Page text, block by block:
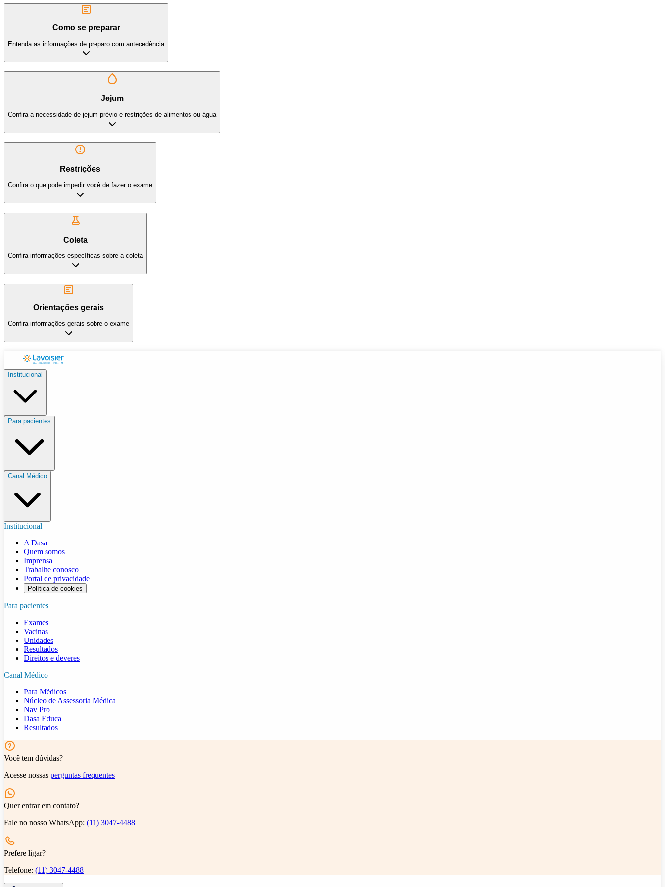
Como se preparar
Entenda as informações de preparo com antecedência
Jejum
Confira a necessidade de jejum prévio e restrições de alimentos ou água
Restrições
Confira o que pode impedir você de fazer o exame
Coleta
Confira informações específicas sobre a coleta
Orientações gerais
Confira informações gerais sobre o exame
Institucional
Para pacientes
Canal Médico
Institucional
A Dasa
Quem somos
Imprensa
Trabalhe conosco
Portal de privacidade
Política de cookies
Para pacientes
Exames
Vacinas
Unidades
Resultados
Direitos e deveres
Canal Médico
Para Médicos
Núcleo de Assessoria Médica
Nav Pro
Dasa Educa
Resultados
Você tem dúvidas?
Acesse nossas perguntas frequentes
Quer entrar em contato?
Fale no nosso WhatsApp: (11) 3047-4488
Prefere ligar?
Telefone: (11) 3047-4488